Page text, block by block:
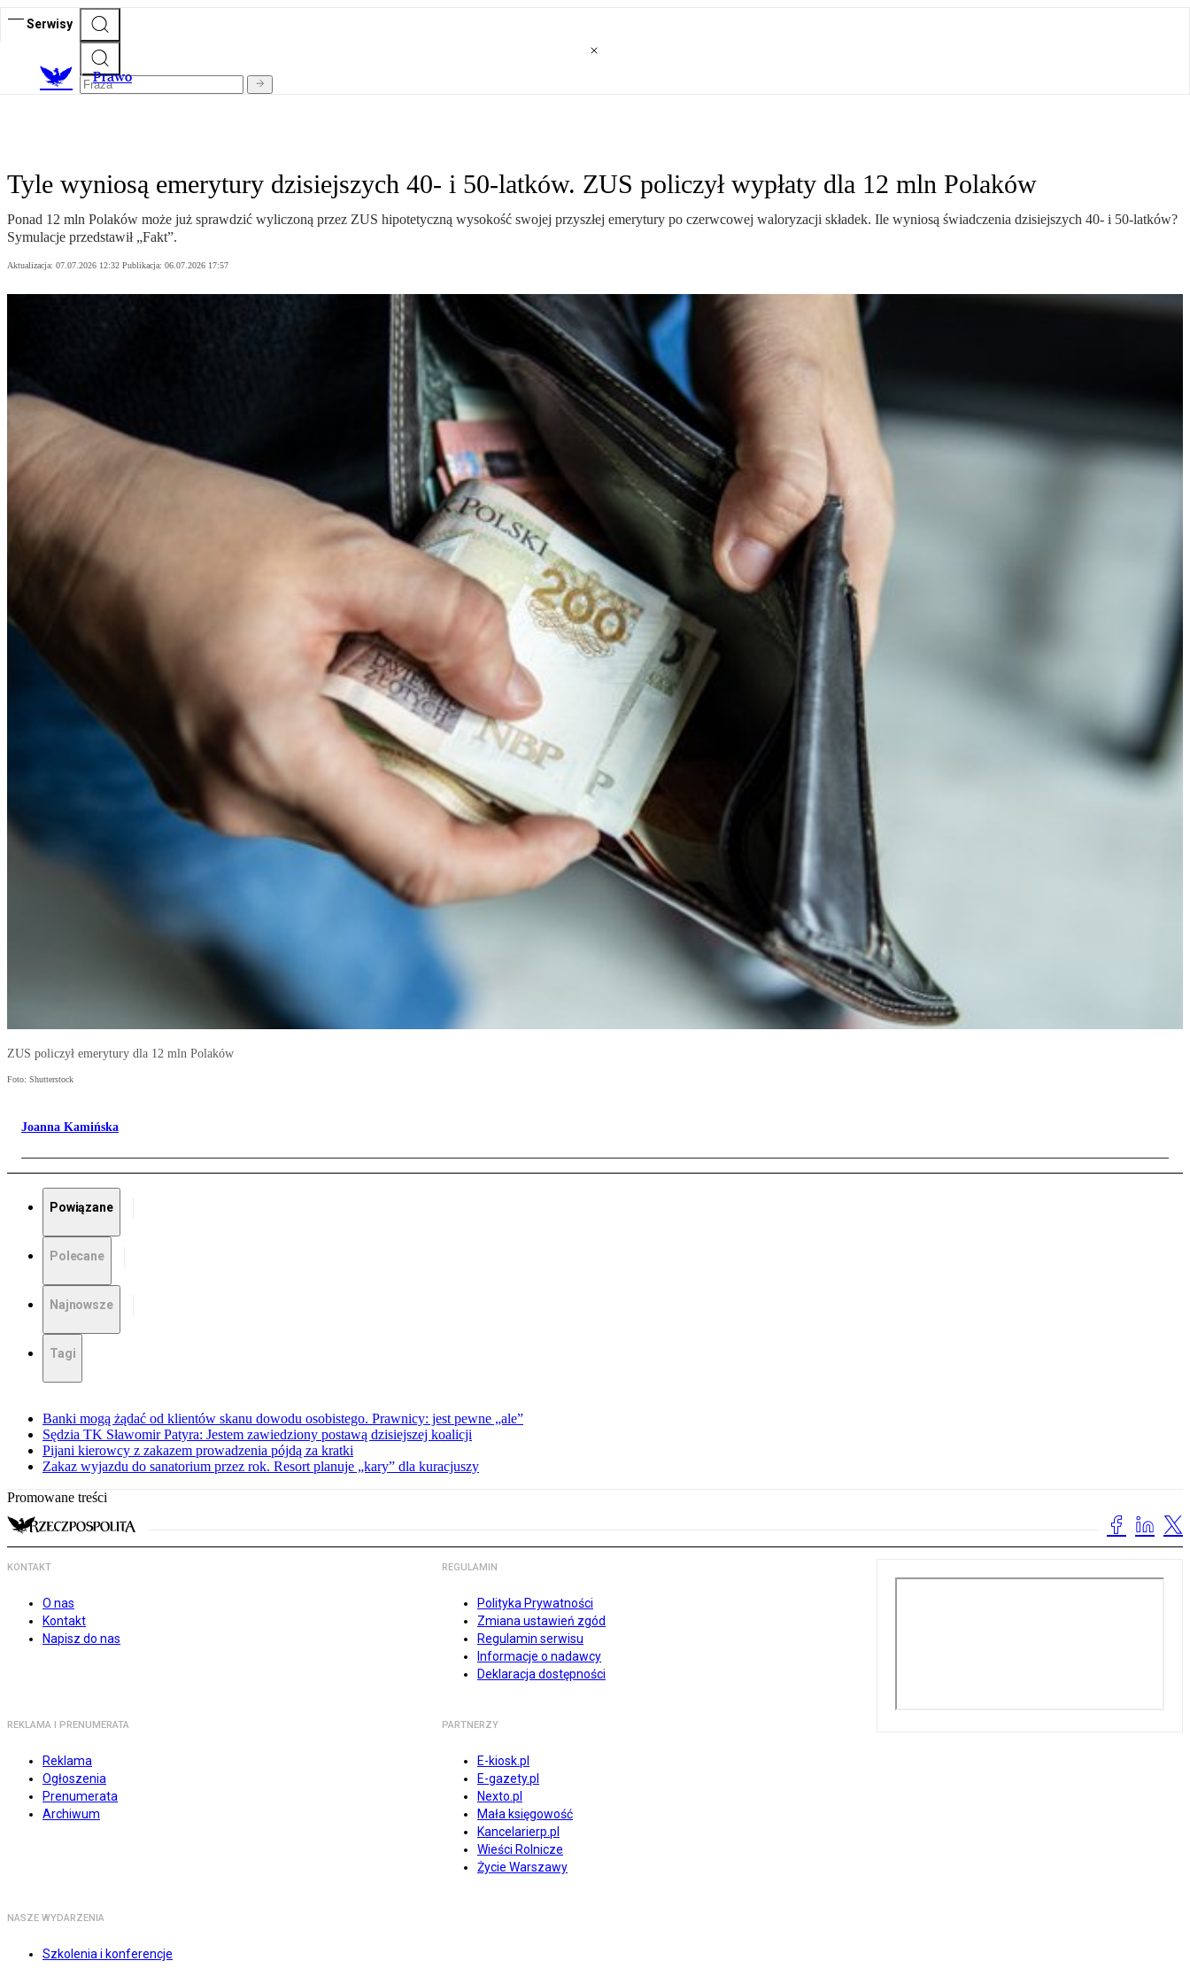
Serwisy
Prawo
Tyle wyniosą emerytury dzisiejszych 40- i 50-latków. ZUS policzył wypłaty dla 12 mln Polaków
Ponad 12 mln Polaków może już sprawdzić wyliczoną przez ZUS hipotetyczną wysokość swojej przyszłej emerytury po czerwcowej waloryzacji składek. Ile wyniosą świadczenia dzisiejszych 40- i 50-latków?
Symulacje przedstawił „Fakt”.
Aktualizacja: 07.07.2026 12:32 Publikacja: 06.07.2026 17:57
ZUS policzył emerytury dla 12 mln Polaków
Foto: Shutterstock
Joanna Kamińska
Powiązane
Polecane
Najnowsze
Tagi
Banki mogą żądać od klientów skanu dowodu osobistego. Prawnicy: jest pewne „ale”
Sędzia TK Sławomir Patyra: Jestem zawiedziony postawą dzisiejszej koalicji
Pijani kierowcy z zakazem prowadzenia pójdą za kratki
Zakaz wyjazdu do sanatorium przez rok. Resort planuje „kary” dla kuracjuszy
Promowane treści
KONTAKT
O nas
Kontakt
Napisz do nas
REGULAMIN
Polityka Prywatności
Zmiana ustawień zgód
Regulamin serwisu
Informacje o nadawcy
Deklaracja dostępności
REKLAMA I PRENUMERATA
Reklama
Ogłoszenia
Prenumerata
Archiwum
PARTNERZY
E-kiosk.pl
E-gazety.pl
Nexto.pl
Mała księgowość
Kancelarierp.pl
Wieści Rolnicze
Życie Warszawy
NASZE WYDARZENIA
Szkolenia i konferencje